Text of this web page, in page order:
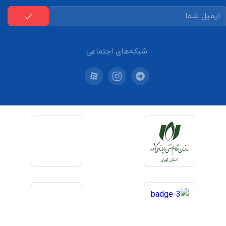
شبکه‌های اجتماعی